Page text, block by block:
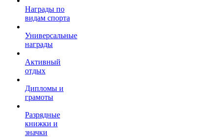
Награды по
видам спорта
Универсальные
награды
Активный
отдых
Дипломы и
грамоты
Разрядные
книжки и
значки